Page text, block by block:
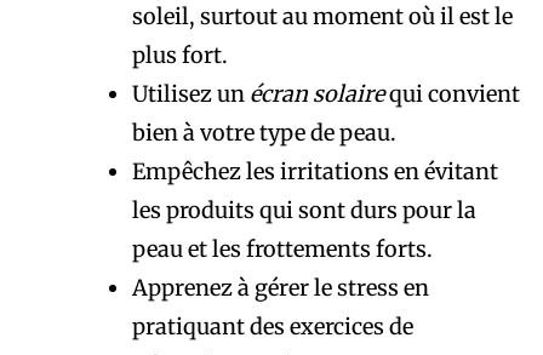
soleil, surtout au moment où il est le
plus fort.
Utilisez un écran solairequi convient
bien à votre type de peau.
Empêchez les irritations en évitant
les produits qui sont durs pour la
peau et les frottements forts.
Apprenez à gérer le stress en
pratiquant des exercices de